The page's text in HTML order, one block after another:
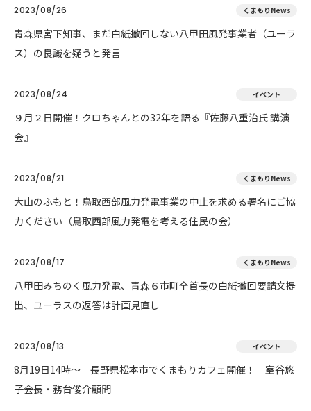
2023/08/26 くまもりNews
青森県宮下知事、まだ白紙撤回しない八甲田風発事業者（ユーラ
ス）の良識を疑うと発言
2023/08/24 イベント
９月２日開催！クロちゃんとの32年を語る『佐藤八重治氏 講演
会』
2023/08/21 くまもりNews
大山のふもと！鳥取西部風力発電事業の中止を求める署名にご協
力ください（鳥取西部風力発電を考える住民の会）
2023/08/17 くまもりNews
八甲田みちのく風力発電、青森６市町全首長の白紙撤回要請文提
出、ユーラスの返答は計画見直し
2023/08/13 イベント
8月19日14時～ 長野県松本市でくまもりカフェ開催！ 室谷悠
子会長・務台俊介顧問